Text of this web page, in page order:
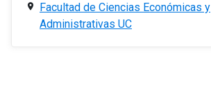
Facultad de Ciencias Económicas y
Administrativas UC